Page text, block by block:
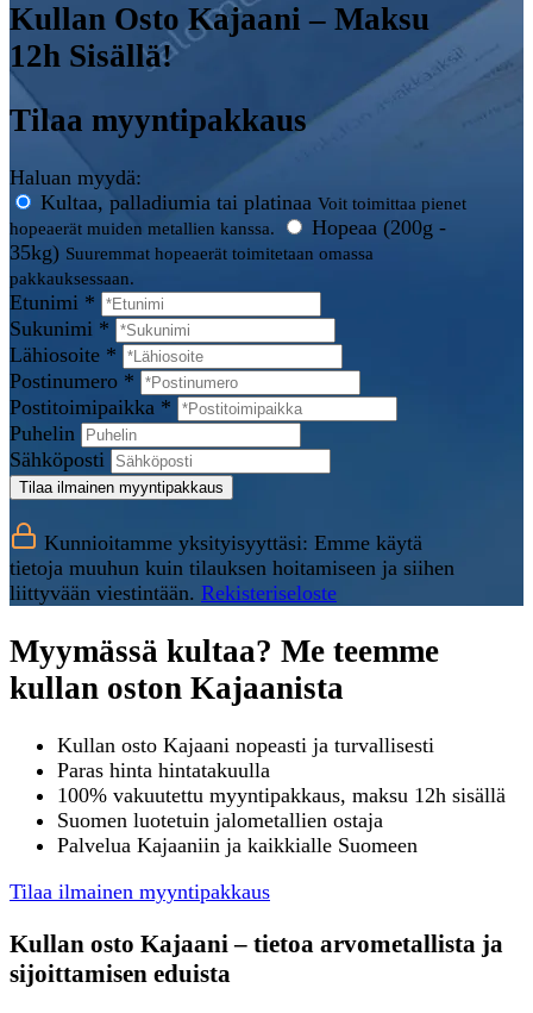
Kullan Osto Kajaani – Maksu
12h Sisällä!
Tilaa myyntipakkaus
Haluan myydä:
Kultaa, palladiumia tai platinaa Voit toimittaa pienet
hopeaerät muiden metallien kanssa.
Hopeaa (200g -
35kg) Suuremmat hopeaerät toimitetaan omassa
pakkauksessaan.
Etunimi *
Sukunimi *
Lähiosoite *
Postinumero *
Postitoimipaikka *
Puhelin
Sähköposti
Tilaa ilmainen myyntipakkaus
Kunnioitamme yksityisyyttäsi: Emme käytä
tietoja muuhun kuin tilauksen hoitamiseen ja siihen
liittyvään viestintään. Rekisteriseloste
Myymässä kultaa? Me teemme
kullan oston Kajaanista
Kullan osto Kajaani nopeasti ja turvallisesti
Paras hinta hintatakuulla
100% vakuutettu myyntipakkaus, maksu 12h sisällä
Suomen luotetuin jalometallien ostaja
Palvelua Kajaaniin ja kaikkialle Suomeen
Tilaa ilmainen myyntipakkaus
Kullan osto Kajaani – tietoa arvometallista ja
sijoittamisen eduista